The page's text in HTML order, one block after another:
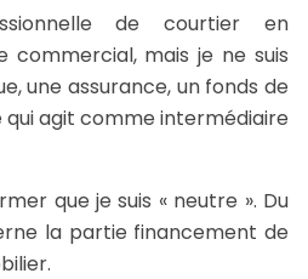
de courtier en
commercial, mais je ne suis
une assurance, un fonds de
qui agit comme intermédiaire
que je suis « neutre ». Du
la partie financement de